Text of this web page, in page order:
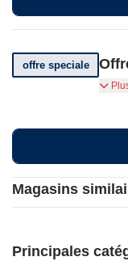
Magasins
Edrawsoft
Principales
offre speciale